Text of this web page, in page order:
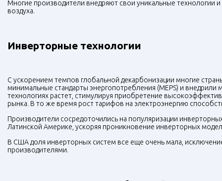
Многие производители внедряют свои уникальные
воздуха.
Инверторные технологии
С ускорением темпов глобальной декарбонизации многие
минимальные стандарты энергопотребления (MEPS) и
технологиях растет, стимулируя приобретение
рынка. В то же время рост тарифов на электроэнергию
Производители сосредоточились на популяризации
Латинской Америке, ускоряя проникновение инверторных
В США доля инверторных систем все еще очень мала,
производителями.